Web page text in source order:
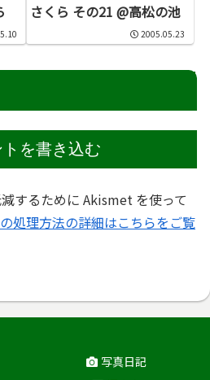
さくら その21 @高松の池
2005.05.23
トを書き込む
するために Akismet を使って
処理方法の詳細はこちらをご覧
写真日記